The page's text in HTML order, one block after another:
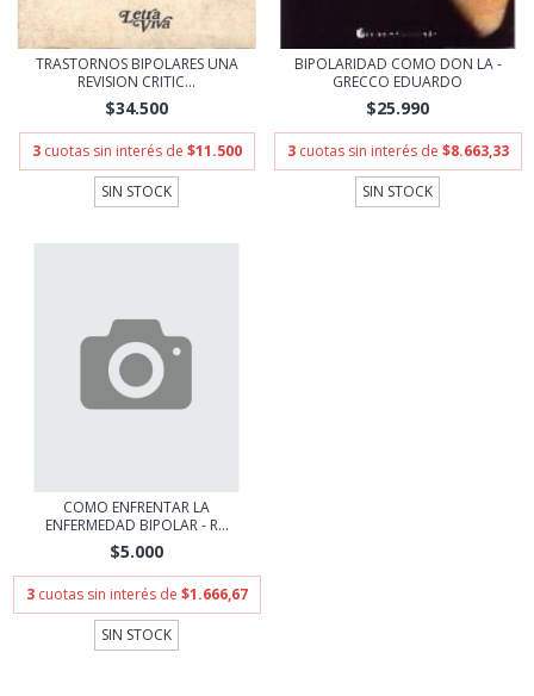
TRASTORNOS BIPOLARES UNA
REVISION CRITIC...
$34.500
3 cuotas sin interés de $11.500
SIN STOCK
BIPOLARIDAD COMO DON LA -
GRECCO EDUARDO
$25.990
3 cuotas sin interés de $8.663,33
SIN STOCK
COMO ENFRENTAR LA
ENFERMEDAD BIPOLAR - R...
$5.000
3 cuotas sin interés de $1.666,67
SIN STOCK